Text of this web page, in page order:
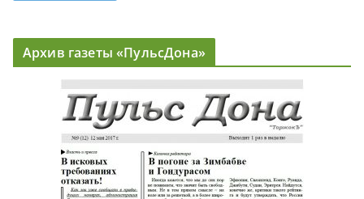
Архив газеты «ПульсДона»